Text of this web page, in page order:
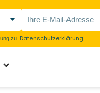
zu. Datenschutzerklärung